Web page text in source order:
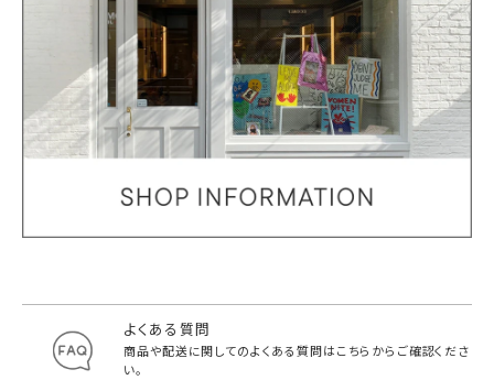
よくある質問
商品や配送に関してのよくある質問はこちらからご確認くださ
い。